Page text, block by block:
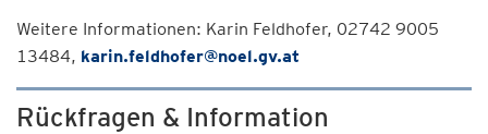
Weitere Informationen: Karin Feldhofer, 02742 9005
13484, karin.feldhofer@noel.gv.at
Rückfragen & Information